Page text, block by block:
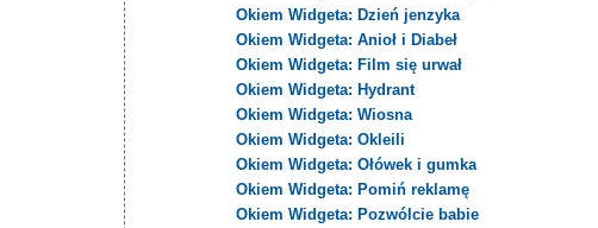
Okiem Widgeta: Dzień jenzyka
Okiem Widgeta: Anioł i Diabeł
Okiem Widgeta: Film się urwał
Okiem Widgeta: Hydrant
Okiem Widgeta: Wiosna
Okiem Widgeta: Okleili
Okiem Widgeta: Ołówek i gumka
Okiem Widgeta: Pomiń reklamę
Okiem Widgeta: Pozwólcie babie